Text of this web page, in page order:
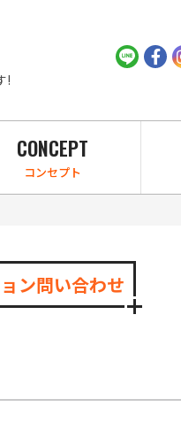
!
CONCEPT
コンセプト
ン問い合わせ